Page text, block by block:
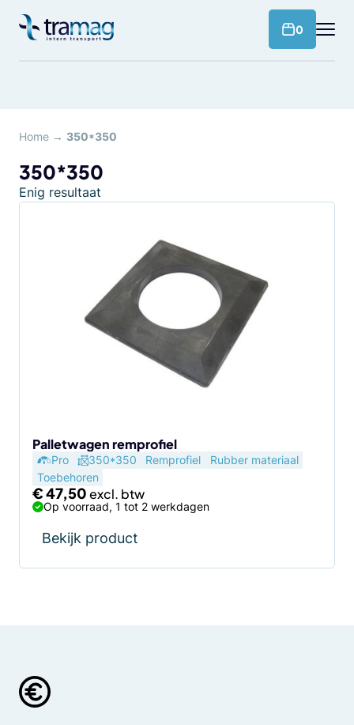
naar
0
Home → 350*350
350*350
Enig resultaat
Palletwagen remprofiel
Pro 350*350 Remprofiel
Rubber materiaal
Toebehoren
€47,50
Op voorraad, 1 tot 2 werkdagen
Bekijk product